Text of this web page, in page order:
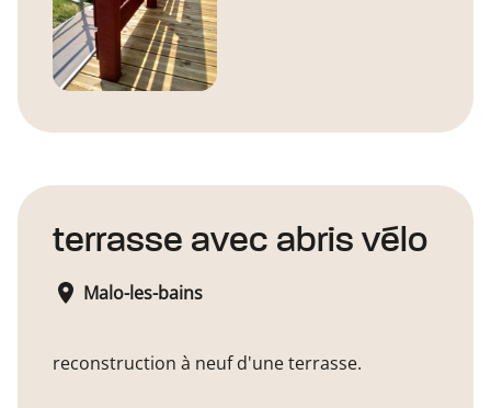
terrasse avec abris vélo
Malo-les-bains
reconstruction à neuf d'une terrasse.